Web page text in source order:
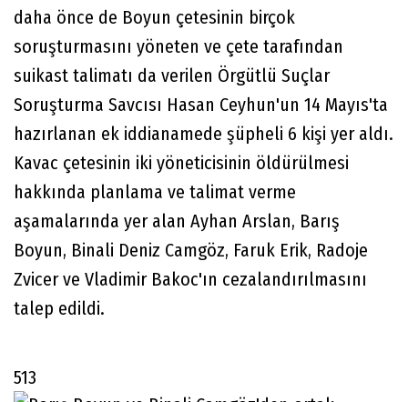
daha önce de Boyun çetesinin birçok
soruşturmasını yöneten ve çete tarafından
suikast talimatı da verilen Örgütlü Suçlar
Soruşturma Savcısı Hasan Ceyhun'un 14 Mayıs'ta
hazırlanan ek iddianamede şüpheli 6 kişi yer aldı.
Kavac çetesinin iki yöneticisinin öldürülmesi
hakkında planlama ve talimat verme
aşamalarında yer alan Ayhan Arslan, Barış
Boyun, Binali Deniz Camgöz, Faruk Erik, Radoje
Zvicer ve Vladimir Bakoc'ın cezalandırılmasını
talep edildi.
513